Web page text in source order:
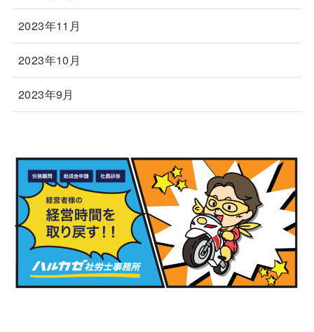
2023年11月
2023年10月
2023年9月